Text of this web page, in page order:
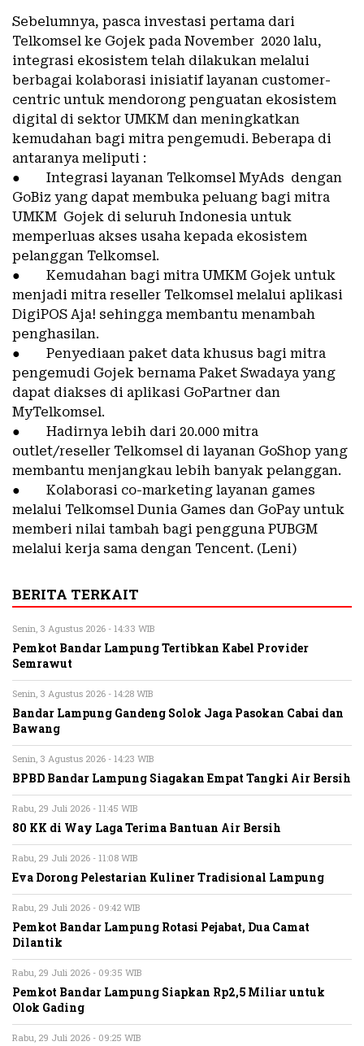
Sebelumnya, pasca investasi pertama dari
Telkomsel ke Gojek pada November 2020 lalu,
integrasi ekosistem telah dilakukan melalui
berbagai kolaborasi inisiatif layanan customer-
centric untuk mendorong penguatan ekosistem
digital di sektor UMKM dan meningkatkan
kemudahan bagi mitra pengemudi. Beberapa di
antaranya meliputi :
● Integrasi layanan Telkomsel MyAds dengan
GoBiz yang dapat membuka peluang bagi mitra
UMKM Gojek di seluruh Indonesia untuk
memperluas akses usaha kepada ekosistem
pelanggan Telkomsel.
● Kemudahan bagi mitra UMKM Gojek untuk
menjadi mitra reseller Telkomsel melalui aplikasi
DigiPOS Aja! sehingga membantu menambah
penghasilan.
● Penyediaan paket data khusus bagi mitra
pengemudi Gojek bernama Paket Swadaya yang
dapat diakses di aplikasi GoPartner dan
MyTelkomsel.
● Hadirnya lebih dari 20.000 mitra
outlet/reseller Telkomsel di layanan GoShop yang
membantu menjangkau lebih banyak pelanggan.
● Kolaborasi co-marketing layanan games
melalui Telkomsel Dunia Games dan GoPay untuk
memberi nilai tambah bagi pengguna PUBGM
melalui kerja sama dengan Tencent. (Leni)
BERITA TERKAIT
Senin, 3 Agustus 2026 - 14:33 WIB
Pemkot Bandar Lampung Tertibkan Kabel Provider
Semrawut
Senin, 3 Agustus 2026 - 14:28 WIB
Bandar Lampung Gandeng Solok Jaga Pasokan Cabai dan
Bawang
Senin, 3 Agustus 2026 - 14:23 WIB
BPBD Bandar Lampung Siagakan Empat Tangki Air Bersih
Rabu, 29 Juli 2026 - 11:45 WIB
80 KK di Way Laga Terima Bantuan Air Bersih
Rabu, 29 Juli 2026 - 11:08 WIB
Eva Dorong Pelestarian Kuliner Tradisional Lampung
Rabu, 29 Juli 2026 - 09:42 WIB
Pemkot Bandar Lampung Rotasi Pejabat, Dua Camat
Dilantik
Rabu, 29 Juli 2026 - 09:35 WIB
Pemkot Bandar Lampung Siapkan Rp2,5 Miliar untuk
Olok Gading
Rabu, 29 Juli 2026 - 09:25 WIB